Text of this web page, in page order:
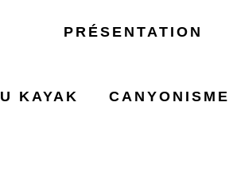
PRÉSENTATION
KAYAK CANYONISME